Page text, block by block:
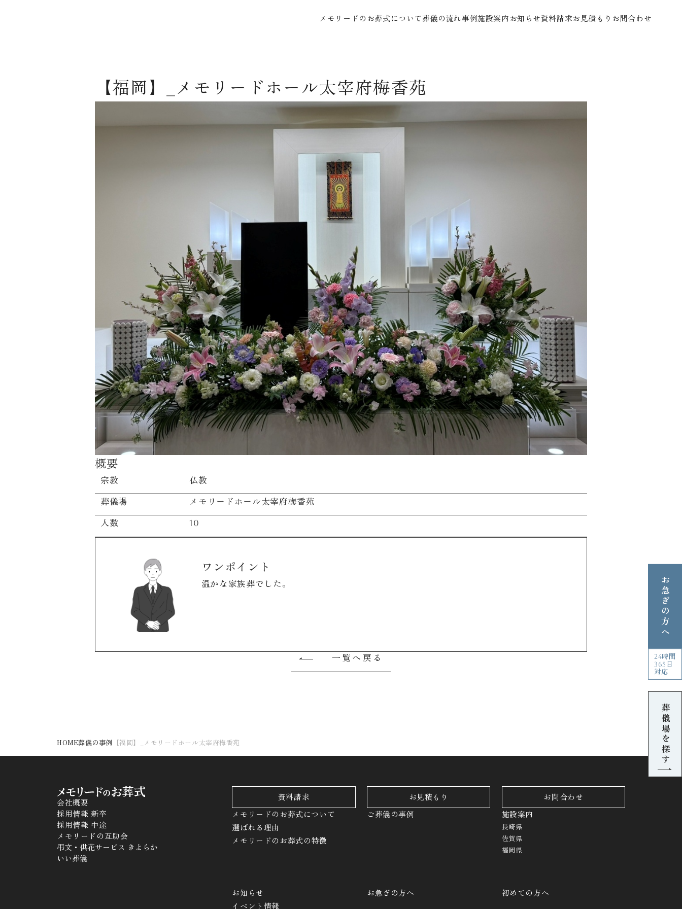
メモリードのお葬式について葬儀の流れ事例施設案内 お知らせ資料請求お見積もり お問合わせ
【福岡】_メモリードホール太宰府梅香苑
概要
宗教 仏教
葬儀場 メモリードホール太宰府梅香苑
人数 10
ワンポイント
温かな家族葬でした。
一覧へ戻る
HOME葬儀の事例 【福岡】_メモリードホール太宰府梅香苑
会社概要
採用情報 新卒
採用情報 中途
メモリードの互助会
弔文・供花サービス きよらか
いい葬儀
資料請求 お見積もり お問合わせ
メモリードのお葬式について
選ばれる理由
メモリードのお葬式の特徴
ご葬儀の事例 施設案内
長崎県
佐賀県
福岡県
お知らせ
イベント情報
お急ぎの方へ 初めての方へ
お急ぎの方へ
24時間
365日
対応
葬儀場を探す